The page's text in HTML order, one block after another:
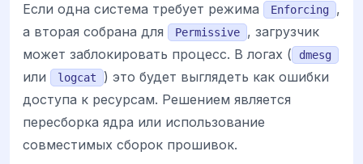
Если одна система требует режима
Enforcing
,
а вторая собрана для
Permissive
, загрузчик
может заблокировать процесс. В логах (
dmesg
или logcat
) это будет выглядеть как ошибки
доступа к ресурсам. Решением является
пересборка ядра или использование
совместимых сборок прошивок.